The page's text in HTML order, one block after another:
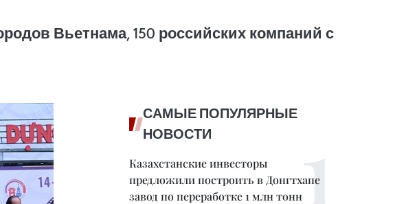
Вьетнама, 150 российских компаний с
САМЫЕ ПОПУЛЯРНЫЕ
НОВОСТИ
Казахстанские инвесторы
предложили построить в Донгтхапе
завод по переработке 1 млн тонн